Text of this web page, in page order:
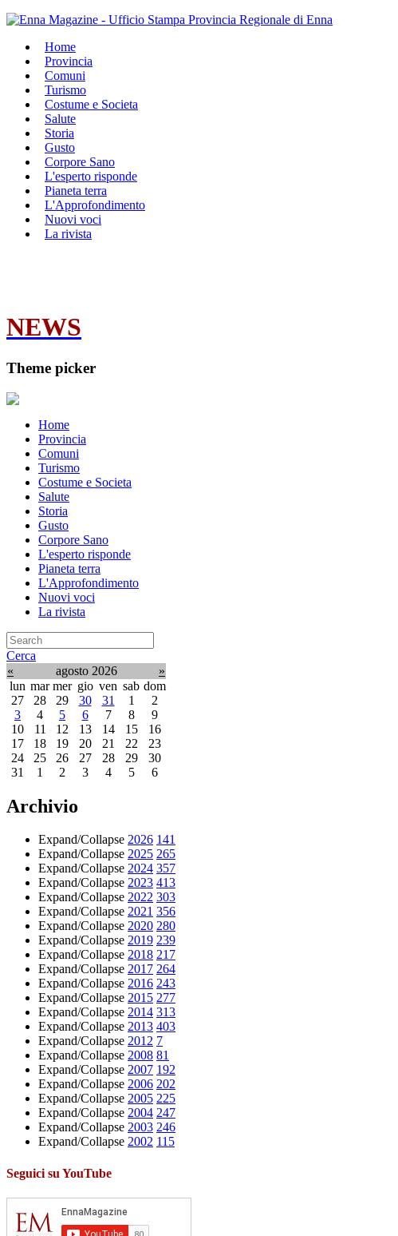
Home
Provincia
Comuni
Turismo
Costume e Societa
Salute
Storia
Gusto
Corpore Sano
L'esperto risponde
Pianeta terra
L'Approfondimento
Nuovi voci
La rivista
NEWS
Theme picker
Home
Provincia
Comuni
Turismo
Costume e Societa
Salute
Storia
Gusto
Corpore Sano
L'esperto risponde
Pianeta terra
L'Approfondimento
Nuovi voci
La rivista
Cerca
«
agosto 2026
»
lun mar mer gio ven sab dom
27
28 29 30 31 1
2
3
4 5 6 7 8
9
10
11 12 13 14 15
16
17
18 19 20 21 22
23
24
25 26 27 28 29
30
31
1 2 3 4 5 6
Archivio
Expand/Collapse 2026 141
Expand/Collapse 2025 265
Expand/Collapse 2024 357
Expand/Collapse 2023 413
Expand/Collapse 2022 303
Expand/Collapse 2021 356
Expand/Collapse 2020 280
Expand/Collapse 2019 239
Expand/Collapse 2018 217
Expand/Collapse 2017 264
Expand/Collapse 2016 243
Expand/Collapse 2015 277
Expand/Collapse 2014 313
Expand/Collapse 2013 403
Expand/Collapse 2012 7
Expand/Collapse 2008 81
Expand/Collapse 2007 192
Expand/Collapse 2006 202
Expand/Collapse 2005 225
Expand/Collapse 2004 247
Expand/Collapse 2003 246
Expand/Collapse 2002 115
Seguici su YouTube